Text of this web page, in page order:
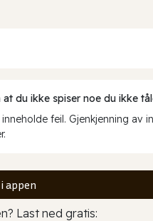
du ikke spiser noe du ikke
feil. Gjenkjenning
appen
Last ned gratis: